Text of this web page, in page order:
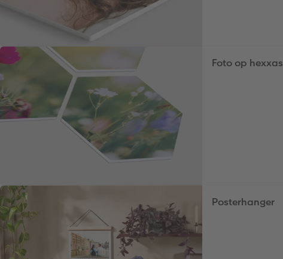
Foto op hexxas
Posterhanger